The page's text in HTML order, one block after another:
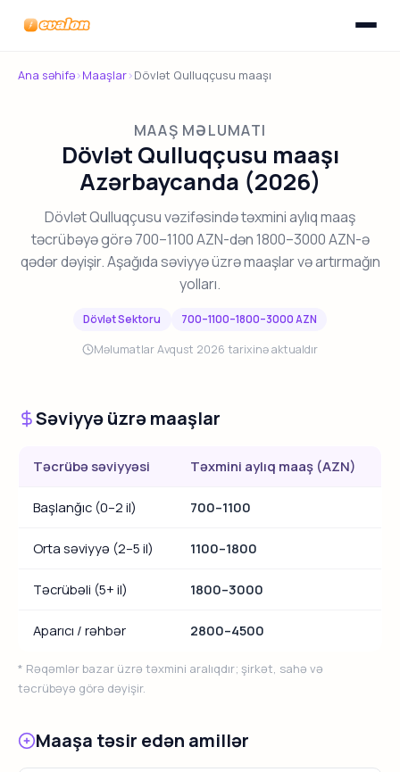
Evalon
Ana səhifə›Maaşlar›Dövlət Qulluqçusu maaşı
MAAŞ MƏLUMATI
Dövlət Qulluqçusu maaşı
Azərbaycanda (2026)
Dövlət Qulluqçusu vəzifəsində təxmini aylıq maaş
təcrübəyə görə 700–1100 AZN-dən 1800–3000 AZN-ə
qədər dəyişir. Aşağıda səviyyə üzrə maaşlar və artırmağın
yolları.
Dövlət Sektoru
700–1100–1800–3000 AZN
Məlumatlar Avqust 2026 tarixinə aktualdır
Səviyyə üzrə maaşlar
Təcrübə səviyyəsi Təxmini aylıq maaş (AZN)
Başlanğıc (0–2 il) 700–1100
Orta səviyyə (2–5 il) 1100–1800
Təcrübəli (5+ il) 1800–3000
Aparıcı / rəhbər 2800–4500
* Rəqəmlər bazar üzrə təxmini aralıqdır; şirkət, sahə və
təcrübəyə görə dəyişir.
Maaşa təsir edən amillər